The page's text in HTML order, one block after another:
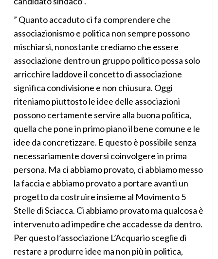
” Quanto accaduto ci fa comprendere che
associazionismo e politica non sempre possono
mischiarsi, nonostante crediamo che essere
associazione dentro un gruppo politico possa solo
arricchire laddove il concetto di associazione
significa condivisione e non chiusura. Oggi
riteniamo piuttosto le idee delle associazioni
possono certamente servire alla buona politica,
quella che pone in primo piano il bene comune e le
idee da concretizzare. E questo è possibile senza
necessariamente doversi coinvolgere in prima
persona. Ma ci abbiamo provato, ci abbiamo messo
la faccia e abbiamo provato a portare avanti un
progetto da costruire insieme al Movimento 5
Stelle di Sciacca. Ci abbiamo provato ma qualcosa è
intervenuto ad impedire che accadesse da dentro.
Per questo l’associazione L’Acquario sceglie di
restare a produrre idee ma non più in politica,